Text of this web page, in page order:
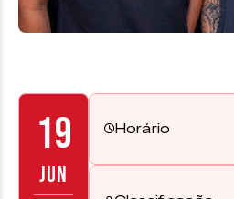
19
JUN
Horário